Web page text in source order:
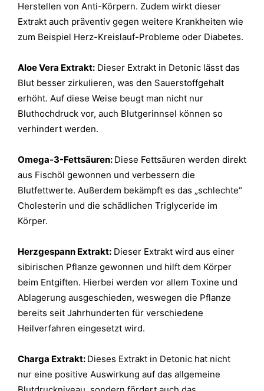
Herstellen von Anti-Körpern. Zudem wirkt dieser
Extrakt auch präventiv gegen weitere Krankheiten wie
zum Beispiel Herz-Kreislauf-Probleme oder Diabetes.
Aloe Vera Extrakt: Dieser Extrakt in Detonic lässt das
Blut besser zirkulieren, was den Sauerstoffgehalt
erhöht. Auf diese Weise beugt man nicht nur
Bluthochdruck vor, auch Blutgerinnsel können so
verhindert werden.
Omega-3-Fettsäuren: Diese Fettsäuren werden direkt
aus Fischöl gewonnen und verbessern die
Blutfettwerte. Außerdem bekämpft es das „schlechte“
Cholesterin und die schädlichen Triglyceride im
Körper.
Herzgespann Extrakt: Dieser Extrakt wird aus einer
sibirischen Pflanze gewonnen und hilft dem Körper
beim Entgiften. Hierbei werden vor allem Toxine und
Ablagerung ausgeschieden, weswegen die Pflanze
bereits seit Jahrhunderten für verschiedene
Heilverfahren eingesetzt wird.
Charga Extrakt: Dieses Extrakt in Detonic hat nicht
nur eine positive Auswirkung auf das allgemeine